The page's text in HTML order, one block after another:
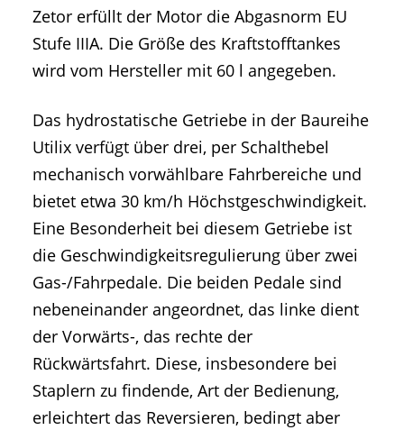
Zetor erfüllt der Motor die Abgasnorm EU
Stufe IIIA. Die Größe des Kraftstofftankes
wird vom Hersteller mit 60 l angegeben.
Das hydrostatische Getriebe in der Baureihe
Utilix verfügt über drei, per Schalthebel
mechanisch vorwählbare Fahrbereiche und
bietet etwa 30 km/h Höchstgeschwindigkeit.
Eine Besonderheit bei diesem Getriebe ist
die Geschwindigkeitsregulierung über zwei
Gas-/Fahrpedale. Die beiden Pedale sind
nebeneinander angeordnet, das linke dient
der Vorwärts-, das rechte der
Rückwärtsfahrt. Diese, insbesondere bei
Staplern zu findende, Art der Bedienung,
erleichtert das Reversieren, bedingt aber